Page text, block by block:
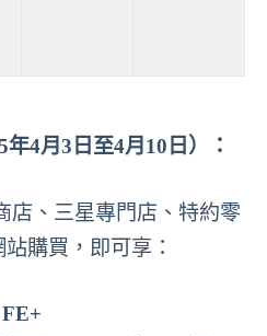
4月3日至4月10日）：
店、三星專門店、特約零
購買，即可享：